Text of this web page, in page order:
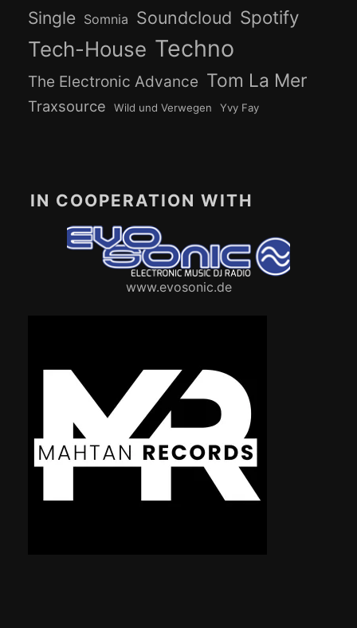
Single Somnia Soundcloud Spotify
Tech-House Techno
The Electronic Advance Tom La Mer
Traxsource Wild und Verwegen Yvy Fay
IN COOPERATION WITH
www.evosonic.de